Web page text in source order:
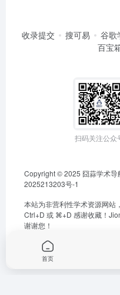
收录提交 搜可易 谷歌
百宝
扫码关注公众
Copyright © 2025 囧蒜学术导
2025213203号-1
本站为非营利性学术资源网站
Ctrl+D 或 ⌘+D 感谢收藏！
谢谢您！
首页